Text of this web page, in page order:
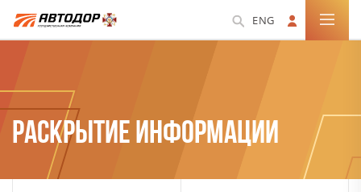
ENG
РАСКРЫТИЕ ИНФОРМАЦИИ